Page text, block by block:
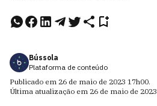
Bússola
Plataforma de conteúdo
Publicado em 26 de maio de 2023 17h00.
Última atualização em 26 de maio de 2023